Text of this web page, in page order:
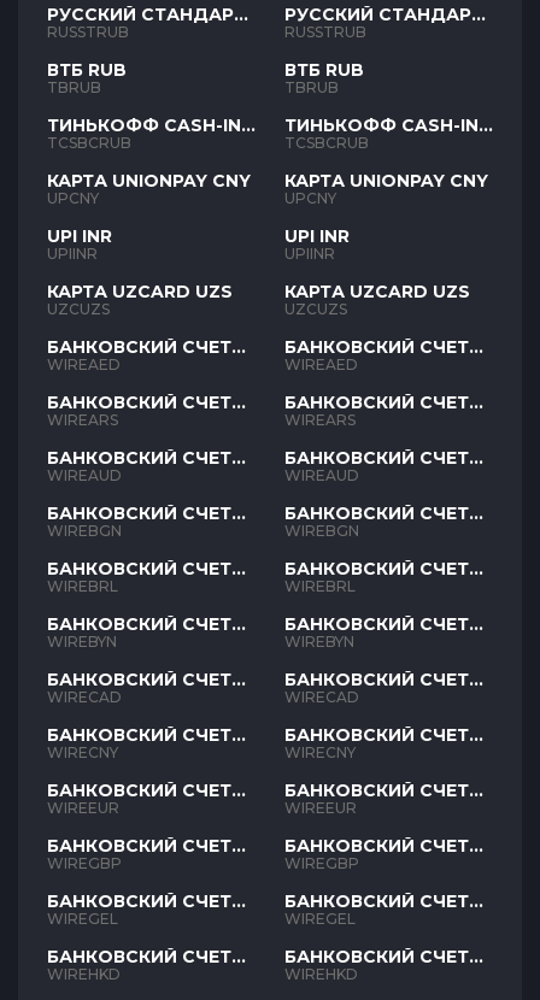
РУССКИЙ СТАНДАРТ
RUB
RUSSTRUB
ВТБ RUB
TBRUB
ТИНЬКОФФ CASH-IN
RUB
TCSBCRUB
КАРТА UNIONPAY CNY
UPCNY
UPI INR
UPIINR
КАРТА UZCARD UZS
UZCUZS
БАНКОВСКИЙ СЧЕТ
AED
WIREAED
БАНКОВСКИЙ СЧЕТ
ARS
WIREARS
БАНКОВСКИЙ СЧЕТ
AUD
WIREAUD
БАНКОВСКИЙ СЧЕТ
BGN
WIREBGN
БАНКОВСКИЙ СЧЕТ
BRL
WIREBRL
БАНКОВСКИЙ СЧЕТ
BYN
WIREBYN
БАНКОВСКИЙ СЧЕТ
CAD
WIRECAD
БАНКОВСКИЙ СЧЕТ
CNY
WIRECNY
БАНКОВСКИЙ СЧЕТ
EUR
WIREEUR
БАНКОВСКИЙ СЧЕТ
GBP
WIREGBP
БАНКОВСКИЙ СЧЕТ
GEL
WIREGEL
БАНКОВСКИЙ СЧЕТ
HKD
WIREHKD
РУССКИЙ СТАНДАРТ
RUB
RUSSTRUB
ВТБ RUB
TBRUB
ТИНЬКОФФ CASH-IN
RUB
TCSBCRUB
КАРТА UNIONPAY CNY
UPCNY
UPI INR
UPIINR
КАРТА UZCARD UZS
UZCUZS
БАНКОВСКИЙ СЧЕТ
AED
WIREAED
БАНКОВСКИЙ СЧЕТ
ARS
WIREARS
БАНКОВСКИЙ СЧЕТ
AUD
WIREAUD
БАНКОВСКИЙ СЧЕТ
BGN
WIREBGN
БАНКОВСКИЙ СЧЕТ
BRL
WIREBRL
БАНКОВСКИЙ СЧЕТ
BYN
WIREBYN
БАНКОВСКИЙ СЧЕТ
CAD
WIRECAD
БАНКОВСКИЙ СЧЕТ
CNY
WIRECNY
БАНКОВСКИЙ СЧЕТ
EUR
WIREEUR
БАНКОВСКИЙ СЧЕТ
GBP
WIREGBP
БАНКОВСКИЙ СЧЕТ
GEL
WIREGEL
БАНКОВСКИЙ СЧЕТ
HKD
WIREHKD